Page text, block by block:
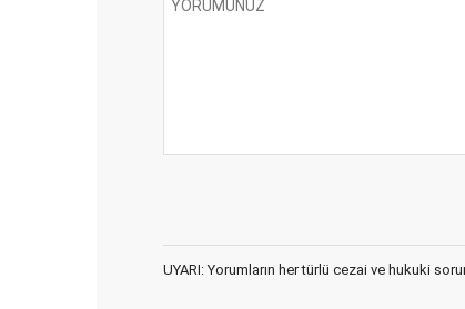
UYARI: Yorumların her türlü cezai ve hukuki